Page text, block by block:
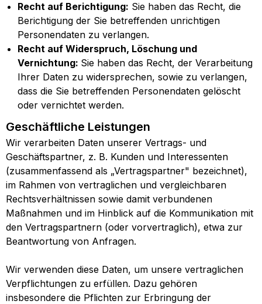
Recht auf Berichtigung: Sie haben das Recht, die
Berichtigung der Sie betreffenden unrichtigen
Personendaten zu verlangen.
Recht auf Widerspruch, Löschung und
Vernichtung: Sie haben das Recht, der Verarbeitung
Ihrer Daten zu widersprechen, sowie zu verlangen,
dass die Sie betreffenden Personendaten gelöscht
oder vernichtet werden.
Geschäftliche Leistungen
Wir verarbeiten Daten unserer Vertrags- und
Geschäftspartner, z. B. Kunden und Interessenten
(zusammenfassend als „Vertragspartner" bezeichnet),
im Rahmen von vertraglichen und vergleichbaren
Rechtsverhältnissen sowie damit verbundenen
Maßnahmen und im Hinblick auf die Kommunikation mit
den Vertragspartnern (oder vorvertraglich), etwa zur
Beantwortung von Anfragen.
Wir verwenden diese Daten, um unsere vertraglichen
Verpflichtungen zu erfüllen. Dazu gehören
insbesondere die Pflichten zur Erbringung der